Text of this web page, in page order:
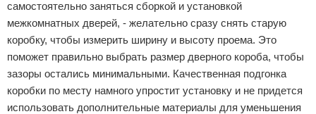
самостоятельно заняться сборкой и установкой
межкомнатных дверей, - желательно сразу снять старую
коробку, чтобы измерить ширину и высоту проема. Это
поможет правильно выбрать размер дверного короба, чтобы
зазоры остались минимальными. Качественная подгонка
коробки по месту намного упростит установку и не придется
использовать дополнительные материалы для уменьшения